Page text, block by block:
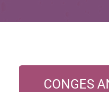
CONGES